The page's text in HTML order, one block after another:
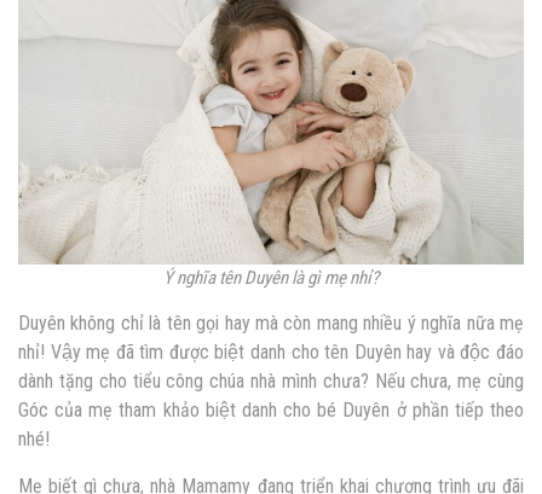
Ý nghĩa tên Duyên là gì mẹ nhỉ?
Duyên không chỉ là tên gọi hay mà còn mang nhiều ý nghĩa nữa mẹ
nhỉ! Vậy mẹ đã tìm được biệt danh cho tên Duyên hay và độc đáo
dành tặng cho tiểu công chúa nhà mình chưa? Nếu chưa, mẹ cùng
Góc của mẹ tham khảo biệt danh cho bé Duyên ở phần tiếp theo
nhé!
Mẹ biết gì chưa, nhà Mamamy đang triển khai chương trình ưu đãi